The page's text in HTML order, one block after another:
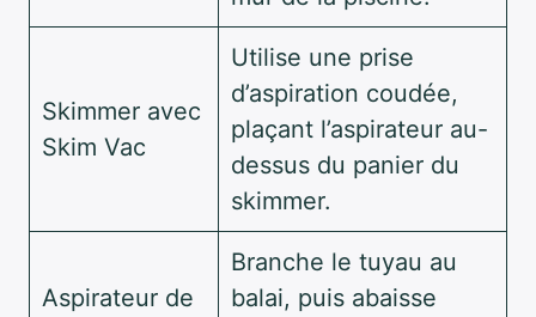
Skimmer avec
Skim Vac
Utilise une prise
d’aspiration coudée,
plaçant l’aspirateur au-
dessus du panier du
skimmer.
Aspirateur de
Branche le tuyau au
balai, puis abaisse